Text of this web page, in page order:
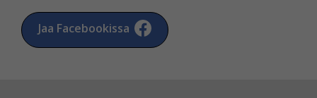
Jaa Facebookissa